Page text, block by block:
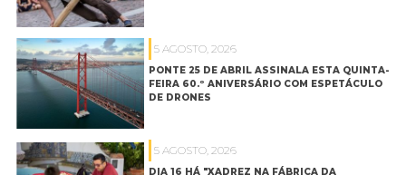
5 AGOSTO, 2026
PONTE 25 DE ABRIL ASSINALA ESTA QUINTA-
FEIRA 60.º ANIVERSÁRIO COM ESPETÁCULO
DE DRONES
5 AGOSTO, 2026
DIA 16 HÁ "XADREZ NA FÁBRICA DA